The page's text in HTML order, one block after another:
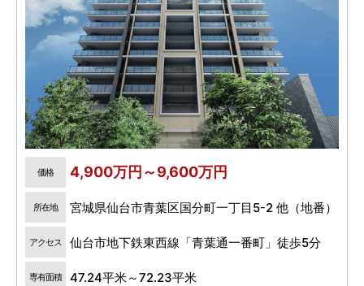
価格 4,900万円～9,600万円
所在地 宮城県仙台市青葉区国分町一丁目5-2 他（地番）
アクセス 仙台市地下鉄東西線「青葉通一番町」徒歩5分
専有面積 47.24平米～72.23平米